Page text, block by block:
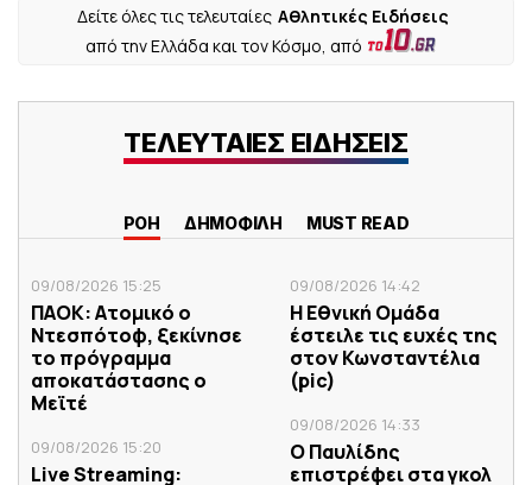
Δείτε όλες τις τελευταίες Αθλητικές Ειδήσεις
από την Ελλάδα και τον Κόσμο, από
ΤΕΛΕΥΤΑΙΕΣ ΕΙΔΗΣΕΙΣ
ΡΟΗ ΔΗΜΟΦΙΛΗ MUST READ
09/08/2026 15:25
ΠΑΟΚ: Ατομικό ο
Ντεσπότοφ, ξεκίνησε
το πρόγραμμα
αποκατάστασης ο
Μεϊτέ
09/08/2026 15:20
Live Streaming:
09/08/2026 14:42
Η Εθνική Ομάδα
έστειλε τις ευχές της
στον Κωνσταντέλια
(pic)
09/08/2026 14:33
Ο Παυλίδης
επιστρέφει στα γκολ